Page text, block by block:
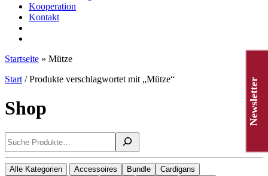
Kooperation
Kontakt
Startseite » Mütze
Start / Produkte verschlagwortet mit „Mütze“
Shop
Suchen
Alle Kategorien Accessoires Bundle
Cardigans
Newsletter